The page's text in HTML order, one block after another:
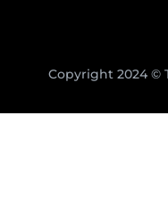
Copyright 2024 ©